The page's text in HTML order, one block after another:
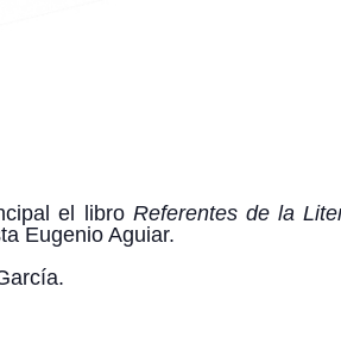
el libro Referentes de la
Eugenio Aguiar.